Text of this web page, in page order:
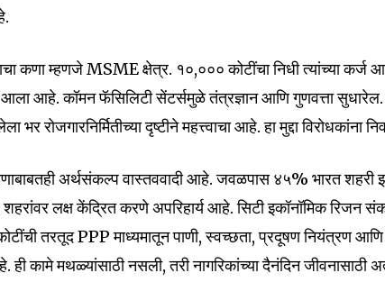
6,300
Fans
32,111
Followers
कणा म्हणजे MSME क्षेत्र. ₹१०,००० कोटींचा निधी त्यांच्या कर्ज
आहे. कॉमन फॅसिलिटी सेंटर्समुळे तंत्रज्ञान आणि गुणवत्ता
भर रोजगारनिर्मितीच्या दृष्टीने महत्त्वाचा आहे. हा मुद्दा
अर्थसंकल्प वास्तववादी आहे. जवळपास ४५% भारत
लक्ष केंद्रित करणे अपरिहार्य आहे. सिटी इकॉनॉमिक रिजन
तरतूद PPP माध्यमातून पाणी, स्वच्छता, प्रदूषण नियंत्रण
कामे मथळ्यांसाठी नसली, तरी नागरिकांच्या दैनंदिन जीवनासाठी